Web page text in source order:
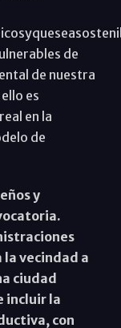
de
de nuestra
es
en la
de
y
la vecindad a
ciudad
incluir la
con